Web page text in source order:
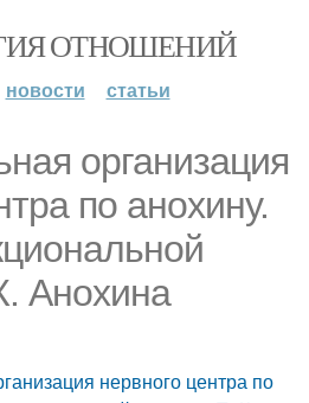
ОТНОШЕНИЙ
новости статьи
организация
по анохину.
Анохина
нервного центра по